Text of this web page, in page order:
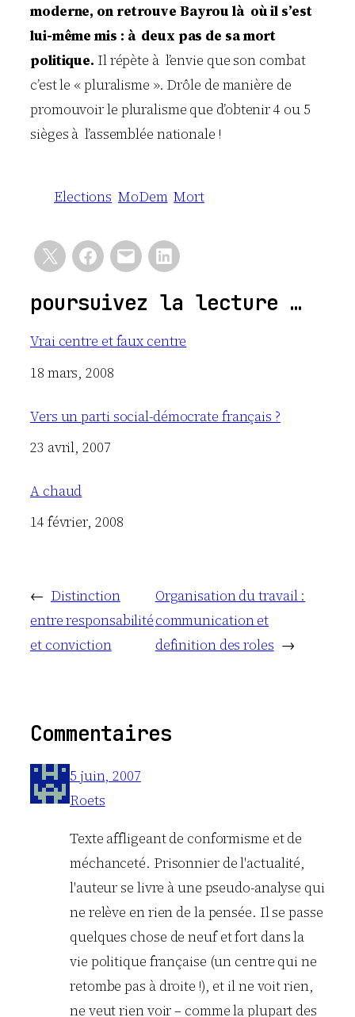
moderne, on retrouve Bayrou là où il s’est
lui-même mis : à deux pas de sa mort
politique. Il répète à l’envie que son combat
c’est le « pluralisme ». Drôle de manière de
promouvoir le pluralisme que d’obtenir 4 ou 5
sièges à l’assemblée nationale !
Elections MoDem Mort
poursuivez la lecture …
Vrai centre et faux centre
Date
18 mars, 2008
Vers un parti social-démocrate français ?
Date
23 avril, 2007
A chaud
Date
14 février, 2008
← Distinction
entre responsabilité
et conviction
Organisation du travail :
communication et
definition des roles →
Commentaires
5 juin, 2007
Roets
Texte affligeant de conformisme et de
méchanceté. Prisonnier de l'actualité,
l'auteur se livre à une pseudo-analyse qui
ne relève en rien de la pensée. Il se passe
quelques chose de neuf et fort dans la
vie politique française (un centre qui ne
retombe pas à droite !), et il ne voit rien,
ne veut rien voir – comme la plupart des